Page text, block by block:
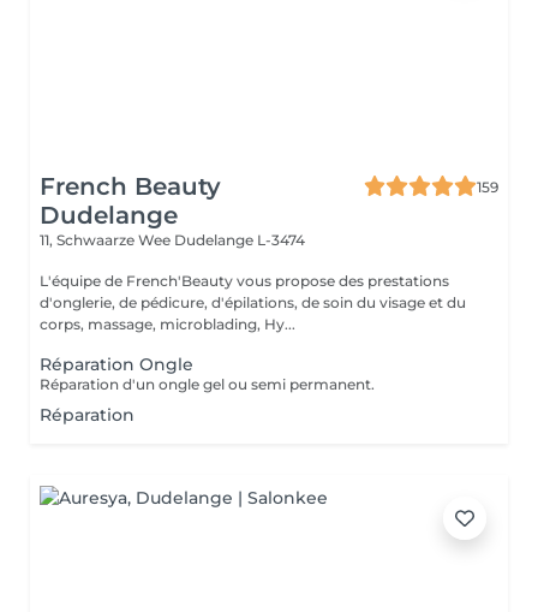
French Beauty
Dudelange
159
11, Schwaarze Wee Dudelange L-3474
L'équipe de French'Beauty vous propose des prestations
d'onglerie, de pédicure, d'épilations, de soin du visage et du
corps, massage, microblading, Hy...
Réparation Ongle
Réparation d'un ongle gel ou semi permanent.
Réparation